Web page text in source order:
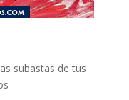
subastas de tus